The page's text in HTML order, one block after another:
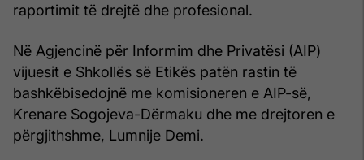
raportimit të drejtë dhe profesional.
Në Agjencinë për Informim dhe Privatësi (AIP)
vijuesit e Shkollës së Etikës patën rastin të
bashkëbisedojnë me komisioneren e AIP-së,
Krenare Sogojeva-Dërmaku dhe me drejtoren e
përgjithshme, Lumnije Demi.